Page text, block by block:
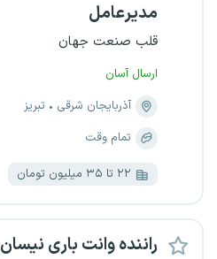
مدیرعامل
قلب صنعت جهان
ارسال آسان
آذربایجان شرقی
تبریز
تمام وقت
۲۲ تا ۳۵ میلیون تومان
راننده وانت باری نیسان